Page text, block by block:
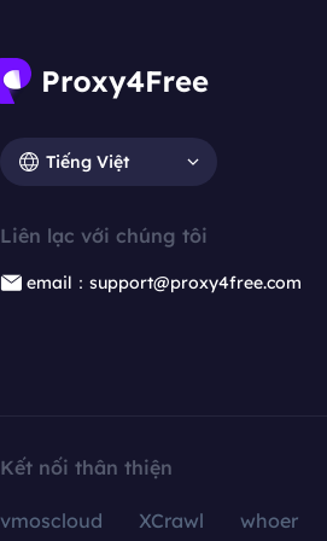
Tiếng Việt
Liên lạc với chúng tôi
email：support@proxy4free.com
Kết nối thân thiện
vmoscloud XCrawl whoer